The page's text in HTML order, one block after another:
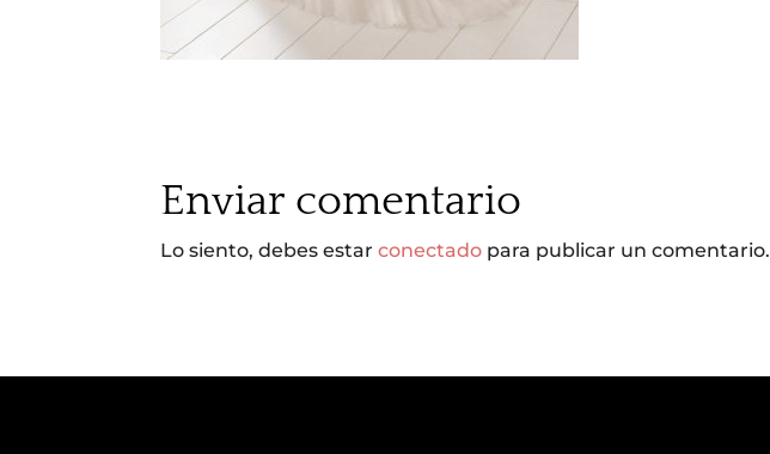
Enviar comentario
Lo siento, debes estarconectado para publicar un comentario.